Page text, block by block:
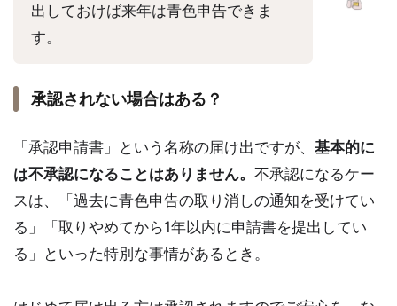
出しておけば来年は青色申告できま
す。
承認されない場合はある？
「承認申請書」という名称の届け出ですが、 基本的に
は不承認になることはありません。 不承認になるケー
スは、「過去に青色申告の取り消しの通知を受けてい
る」「取りやめてから1年以内に申請書を提出してい
る」といった特別な事情があるとき。